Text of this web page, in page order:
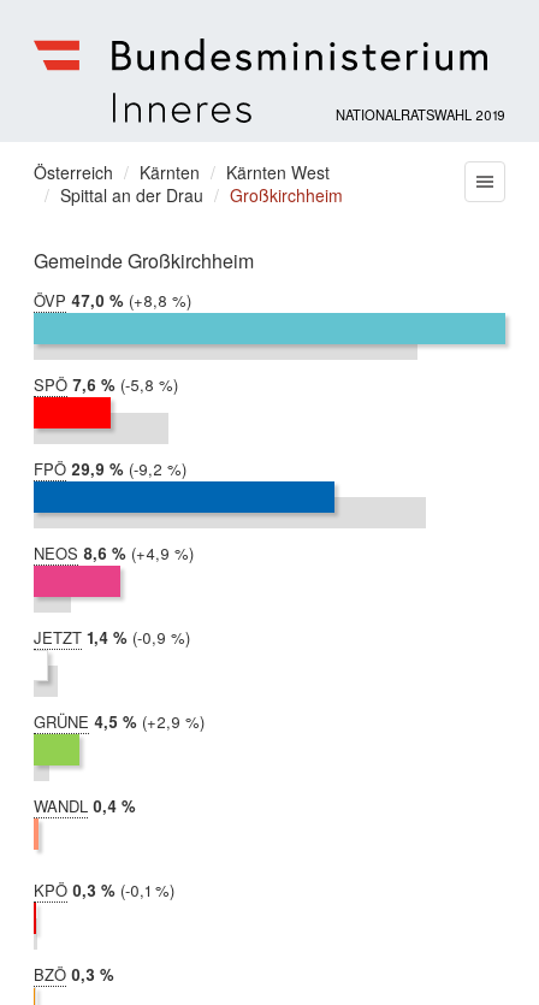
für
Inneres
NATIONALRATSWAHL 2019
Sie
befinden
hier:
Österreich Kärnten
Kärnten West
Spittal an der Drau
Großkirchheim
Gemeinde Großkirchheim
ÖVP 2019:
47,0 %
2017:
38,2 %
Differenz:
+8,8 %
SPÖ 2019:
7,6 %
2017:
13,5 %
Differenz:
-5,8 %
FPÖ 2019:
29,9 %
2017:
39,1 %
Differenz:
-9,2 %
NEOS 2019:
8,6 %
2017:
3,7 %
Differenz:
+4,9 %
JETZT 2019:
1,4 %
2017:
2,4 %
Differenz:
-0,9 %
GRÜNE 2019:
4,5 %
2017:
1,6 %
Differenz:
+2,9 %
WANDL 2019:
0,4 %
KPÖ 2019:
0,3 %
2017:
0,4 %
Differenz:
-0,1 %
BZÖ 2019:
0,3 %